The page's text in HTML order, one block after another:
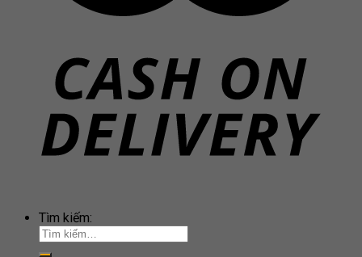
Tìm kiếm: